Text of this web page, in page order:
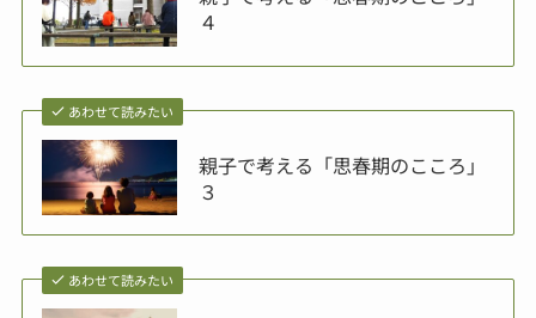
４
あわせて読みたい
親子で考える「思春期のこころ」
３
あわせて読みたい